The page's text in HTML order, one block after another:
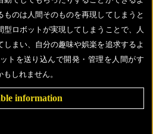
ものは人間そのものを再現してしまうと
型ロボットが実現してしまうことで、人
まい、自分の趣味や娯楽を追求するよ
トを送り込んで開発・管理を人間がす
しれません。
information